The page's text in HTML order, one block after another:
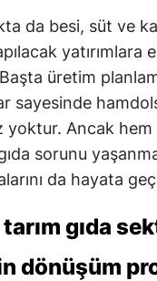
da besi, süt ve
yatırımlara
üretim
sayesinde
yoktur. Ancak hem
sorunu
da hayata
gıda
dönüşüm